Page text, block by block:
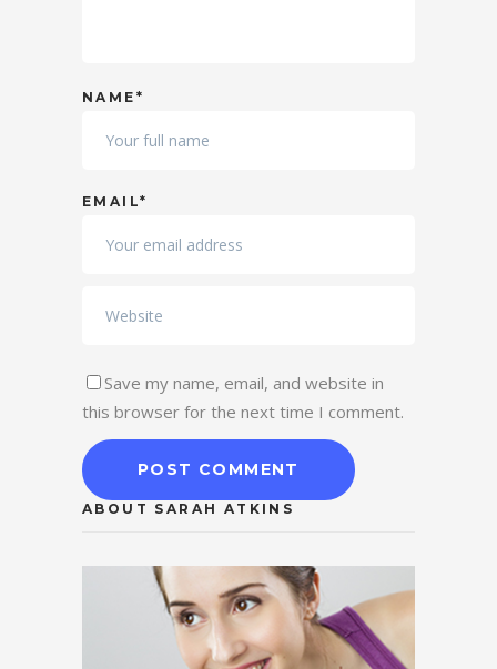
NAME*
EMAIL*
Save my name, email, and website in
this browser for the next time I comment.
ABOUT SARAH ATKINS